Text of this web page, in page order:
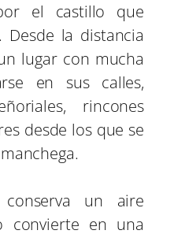
el castillo que
la distancia
lugar con mucha
en sus calles,
rincones
desde los que se
un aire
convierte en una